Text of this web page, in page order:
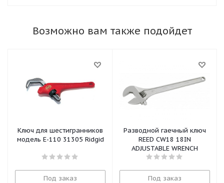
Возможно вам также подойдет
Ключ для шестигранников
модель E-110 31305 Ridgid
Под заказ
Разводной гаечный ключ
REED CW18 18IN
ADJUSTABLE WRENCH
Под заказ